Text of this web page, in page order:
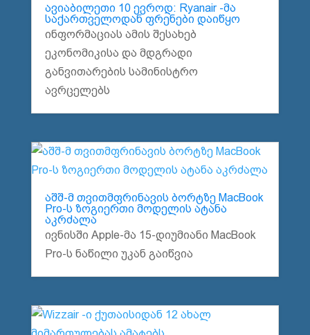
ავიაბილეთი 10 ევროდ: Ryanair -მა
საქართველოდან ფრენები დაიწყო
ინფორმაციას ამის შესახებ
ეკონომიკისა და მდგრადი
განვითარების სამინისტრო
ავრცელებს
აშშ-მ თვითმფრინავის ბორტზე MacBook
Pro-ს ზოგიერთი მოდელის ატანა
აკრძალა
ივნისში Apple-მა 15-დიუმიანი MacBook
Pro-ს ნაწილი უკან გაიწვია